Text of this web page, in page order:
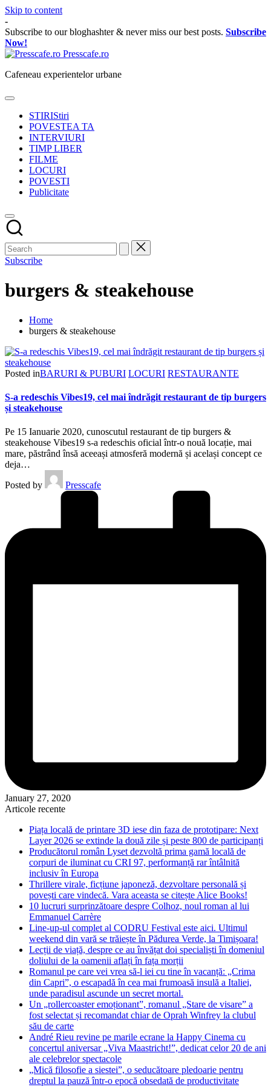
Skip to content
-
Subscribe to our bloghashter & never miss our best posts. Subscribe
Now!
Presscafe.ro
Cafeneau experientelor urbane
STIRIStiri
POVESTEA TA
INTERVIURI
TIMP LIBER
FILME
LOCURI
POVESTI
Publicitate
Subscribe
burgers & steakehouse
Home
burgers & steakehouse
Posted inBARURI & PUBURI LOCURI RESTAURANTE
S-a redeschis Vibes19, cel mai îndrăgit restaurant de tip burgers
și steakehouse
Pe 15 Ianuarie 2020, cunoscutul restaurant de tip burgers &
steakehouse Vibes19 s-a redeschis oficial într-o nouă locație, mai
mare, păstrând însă aceeași atmosferă modernă și același concept ce
deja…
Posted by
Presscafe
January 27, 2020
Articole recente
Piața locală de printare 3D iese din faza de prototipare: Next
Layer 2026 se extinde la două zile și peste 800 de participanți
Producătorul român Lyset dezvoltă prima gamă locală de
corpuri de iluminat cu CRI 97, performanță rar întâlnită
inclusiv în Europa
Thrillere virale, ficțiune japoneză, dezvoltare personală și
povești care vindecă. Vara aceasta se citește Alice Books!
10 lucruri surprinzătoare despre Colhoz, noul roman al lui
Emmanuel Carrère
Line-up-ul complet al CODRU Festival este aici. Ultimul
weekend din vară se trăiește în Pădurea Verde, la Timișoara!
Lecții de viață, despre ce au învățat doi specialiști în domeniul
doliului de la oamenii aflați în fața morții
Romanul pe care vei vrea să-l iei cu tine în vacanță: „Crima
din Capri”, o escapadă în cea mai frumoasă insulă a Italiei,
unde paradisul ascunde un secret mortal.
Un „rollercoaster emoționant”, romanul „Stare de visare” a
fost selectat și recomandat chiar de Oprah Winfrey la clubul
său de carte
André Rieu revine pe marile ecrane la Happy Cinema cu
concertul aniversar „Viva Maastricht!”, dedicat celor 20 de ani
ale celebrelor spectacole
„Mică filosofie a siestei”, o seducătoare pledoarie pentru
dreptul la pauză într-o epocă obsedată de productivitate